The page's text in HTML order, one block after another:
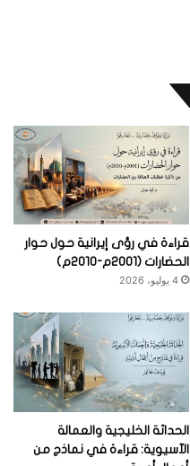
قراءة في رؤى إيرانية حول حوار
الحضارات (2001م-2010م)
4 يوليو، 2026
الحداثة الخليجية والعمالة
الآسيوية: قراءة في نماذج من